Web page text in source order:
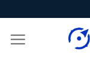
content